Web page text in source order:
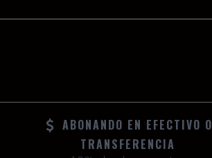
ABONANDO EN EFECTIVO O
TRANSFERENCIA